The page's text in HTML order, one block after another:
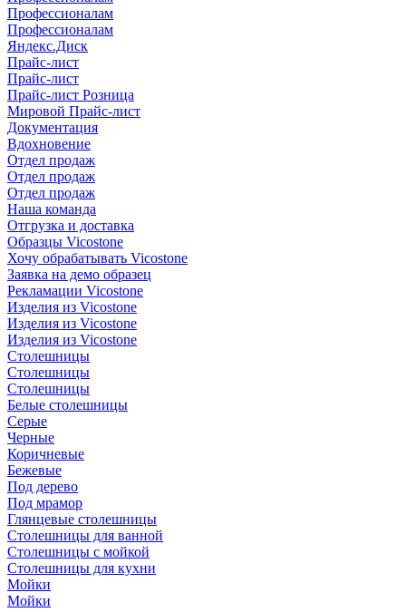
Профессионалам
Профессионалам
Яндекс.Диск
Прайс-лист
Прайс-лист
Прайс-лист Розница
Мировой Прайс-лист
Документация
Вдохновение
Отдел продаж
Отдел продаж
Отдел продаж
Наша команда
Отгрузка и доставка
Образцы Vicostone
Хочу обрабатывать Vicostone
Заявка на демо образец
Рекламации Vicostone
Изделия из Vicostone
Изделия из Vicostone
Изделия из Vicostone
Столешницы
Столешницы
Столешницы
Белые столешницы
Серые
Черные
Коричневые
Бежевые
Под дерево
Под мрамор
Глянцевые столешницы
Столешницы для ванной
Столешницы с мойкой
Столешницы для кухни
Мойки
Мойки